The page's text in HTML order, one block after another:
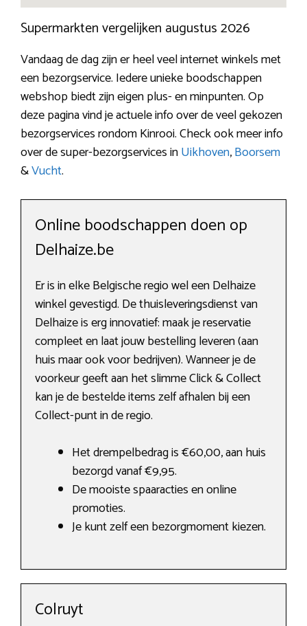
Supermarkten vergelijken augustus 2026
Vandaag de dag zijn er heel veel internet winkels met
een bezorgservice. Iedere unieke boodschappen
webshop biedt zijn eigen plus- en minpunten. Op
deze pagina vind je actuele info over de veel gekozen
bezorgservices rondom Kinrooi. Check ook meer info
over de super-bezorgservices inUikhoven,Boorsem
&Vucht.
Online boodschappen doen op
Delhaize.be
Er is in elke Belgische regio wel een Delhaize
winkel gevestigd. De thuisleveringsdienst van
Delhaize is erg innovatief: maak je reservatie
compleet en laat jouw bestelling leveren (aan
huis maar ook voor bedrijven). Wanneer je de
voorkeur geeft aan het slimme Click & Collect
kan je de bestelde items zelf afhalen bij een
Collect-punt in de regio.
Het drempelbedrag is €60,00, aan huis
bezorgd vanaf €9,95.
De mooiste spaaracties en online
promoties.
Je kunt zelf een bezorgmoment kiezen.
Colruyt